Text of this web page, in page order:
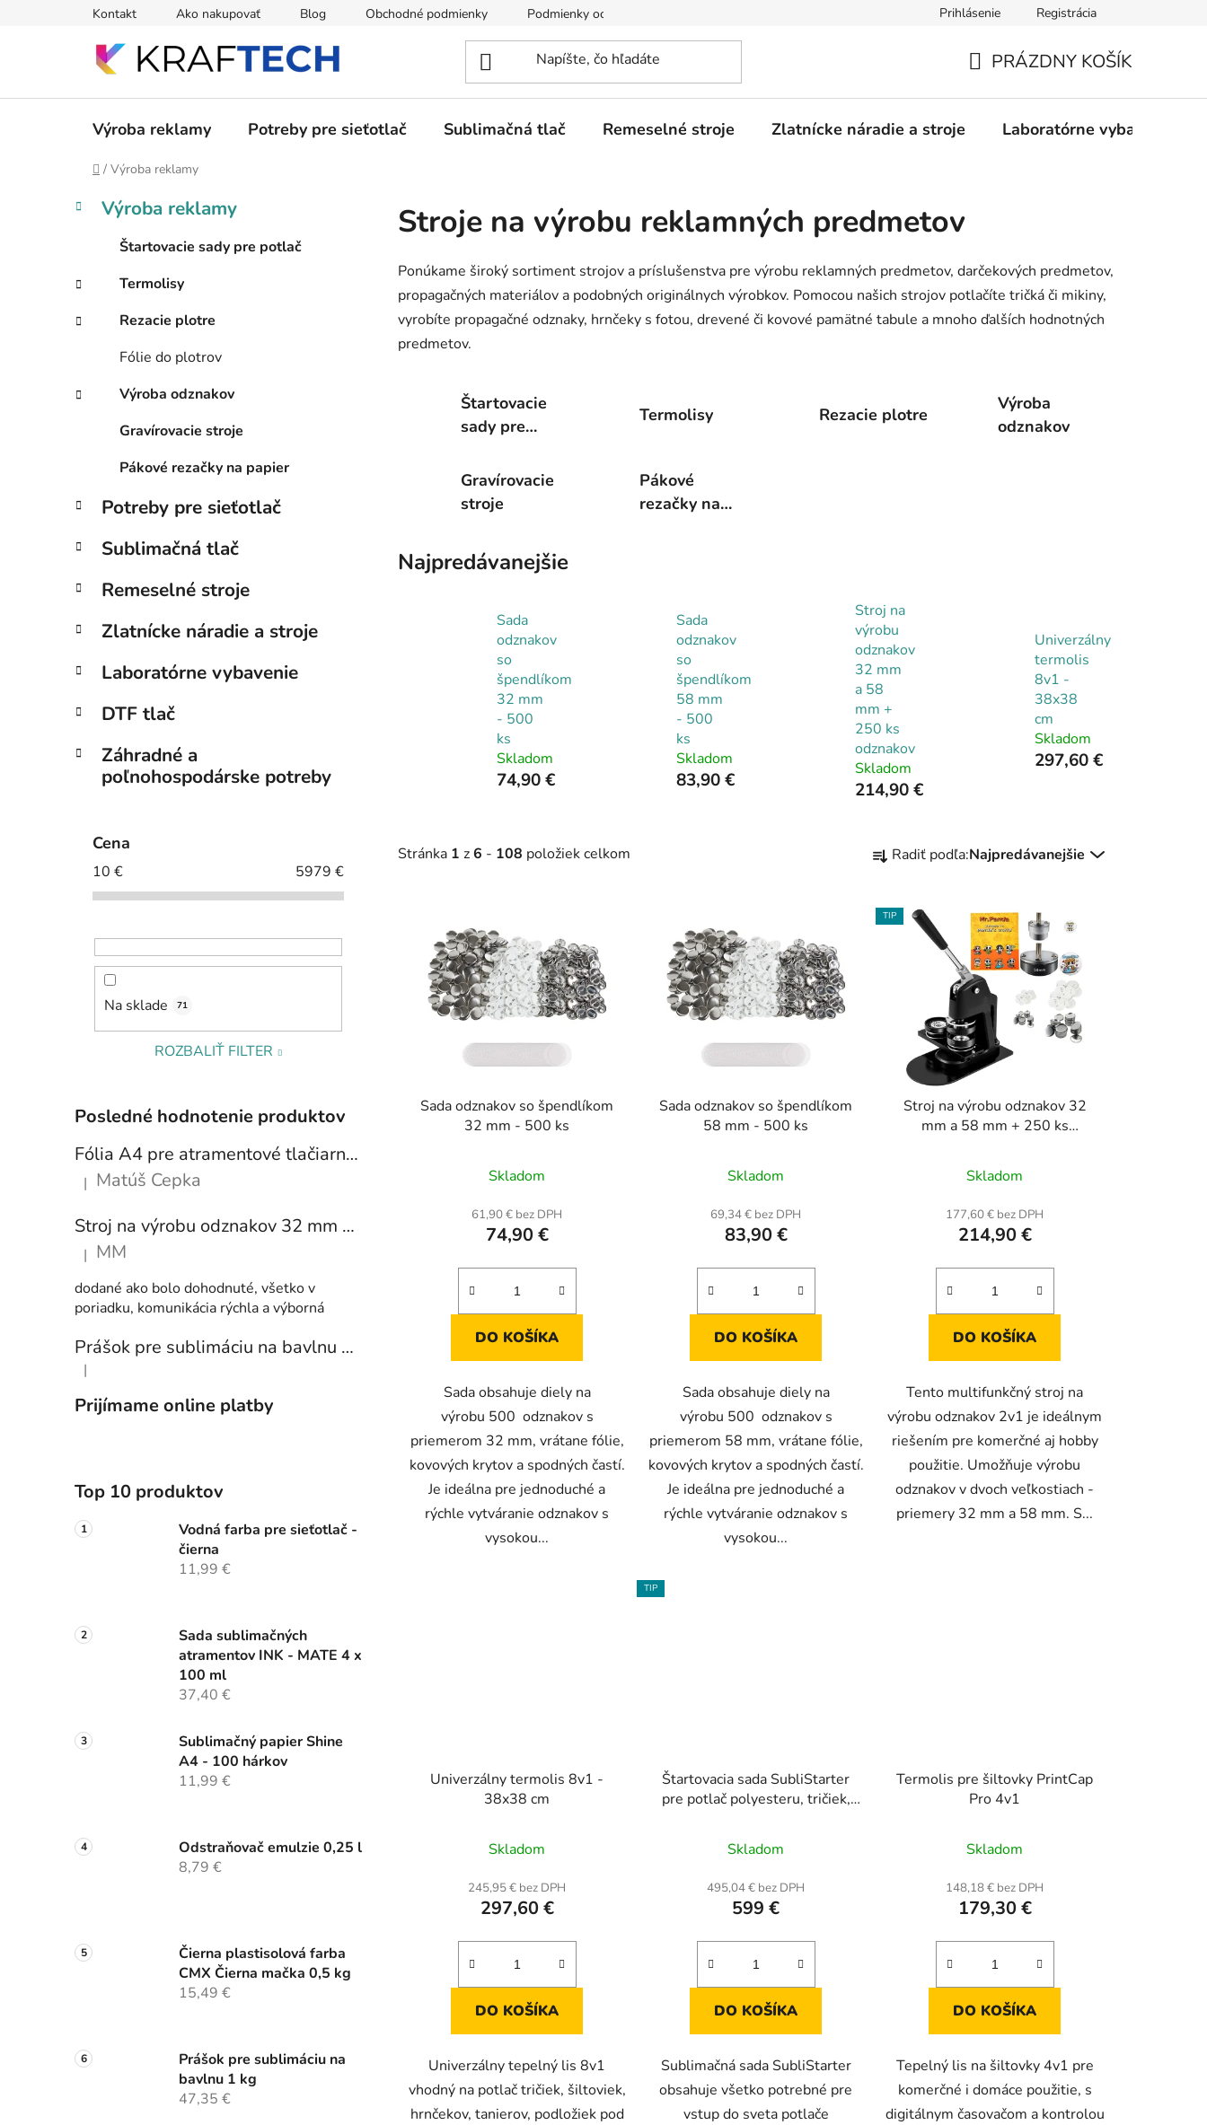
Kontakt Ako nakupovať Blog Obchodné podmienky Podmienky ochrany osobných údajov Prihlásenie Registrácia
KOŠÍK
PRÁZDNY KOŠÍK
Výroba reklamy Potreby pre sieťotlač Sublimačná tlač Remeselné stroje Zlatnícke náradie a stroje Laboratórne vybavenie
Domov
/ Výroba reklamy
B
ý
p
e
l
Preskočiť
kategórie
K
a
g
ó
r
Výroba reklamy
Štartovacie sady pre potlač
Termolisy
Rezacie plotre
Fólie do plotrov
Výroba odznakov
Gravírovacie stroje
Pákové rezačky na papier
Potreby pre sieťotlač
Sublimačná tlač
Remeselné stroje
Zlatnícke náradie a stroje
Laboratórne vybavenie
DTF tlač
Záhradné a
poľnohospodárske potreby
Cena
10 € 5979 €
Na sklade 71
ROZBALIŤ FILTER
Posledné hodnotenie produktov
Fólia A4 pre atramentové tlačiarne - sada 10 ks
Hodnotenie produktu je 5 z 5 hviezdičiek.
| Matúš Cepka
Stroj na výrobu odznakov 32 mm a 58 mm + 250 ks odznakov
Hodnotenie produktu je 5 z 5 hviezdičiek.
| MM
dodané ako bolo dohodnuté, všetko v
poriadku, komunikácia rýchla a výborná
Prášok pre sublimáciu na bavlnu 1 kg
Hodnotenie produktu je 5 z 5 hviezdičiek.
|
Prijímame online platby
Top 10 produktov
Vodná farba pre sieťotlač -
čierna
11,99 €
Sada sublimačných
atramentov INK - MATE 4 x
100 ml
37,40 €
Sublimačný papier Shine
A4 - 100 hárkov
11,99 €
Odstraňovač emulzie 0,25 l
8,79 €
Čierna plastisolová farba
CMX Čierna mačka 0,5 kg
15,49 €
Prášok pre sublimáciu na
bavlnu 1 kg
47,35 €
Stroje na výrobu reklamných predmetov
Ponúkame široký sortiment strojov a príslušenstva pre výrobu reklamných predmetov, darčekových predmetov,
propagačných materiálov a podobných originálnych výrobkov. Pomocou našich strojov potlačíte tričká či mikiny,
vyrobíte propagačné odznaky, hrnčeky s fotou, drevené či kovové pamätné tabule a mnoho ďalších hodnotných
predmetov.
Štartovacie
sady pre
Termolisy Rezacie plotre
Výroba
odznakov
Gravírovacie
stroje
Pákové
rezačky na
Najpredávanejšie
Sada
odznakov
so
špendlíkom
32 mm
- 500
ks
Skladom
74,90 €
Sada
odznakov
so
špendlíkom
58 mm
- 500
ks
Skladom
83,90 €
Stroj na
výrobu
odznakov
32 mm
a 58
mm +
250 ks
odznakov
Skladom
214,90 €
Univerzálny
termolis
8v1 -
38x38
cm
Skladom
297,60 €
Stránka 1 z6 - 108 položiek celkom
a
e
n
Radiť podľa:Najpredávanejšie
Sada odznakov so špendlíkom
32 mm - 500 ks
Skladom
61,90 € bez DPH
74,90 €
DO KOŠÍKA
Sada obsahuje diely na
výrobu 500 odznakov s
priemerom 32 mm, vrátane fólie,
kovových krytov a spodných častí.
Je ideálna pre jednoduché a
rýchle vytváranie odznakov s
vysokou...
Sada odznakov so špendlíkom
58 mm - 500 ks
Skladom
69,34 € bez DPH
83,90 €
DO KOŠÍKA
Sada obsahuje diely na
výrobu 500 odznakov s
priemerom 58 mm, vrátane fólie,
kovových krytov a spodných častí.
Je ideálna pre jednoduché a
rýchle vytváranie odznakov s
vysokou...
TIP
Stroj na výrobu odznakov 32
mm a 58 mm + 250 ks
hodnotenie
produktu
je
z
hviezdičiek.
Skladom
177,60 € bez DPH
214,90 €
DO KOŠÍKA
Tento multifunkčný stroj na
výrobu odznakov 2v1 je ideálnym
riešením pre komerčné aj hobby
použitie. Umožňuje výrobu
odznakov v dvoch veľkostiach -
priemery 32 mm a 58 mm. S...
Univerzálny termolis 8v1 -
38x38 cm
hodnotenie
produktu
je
z
hviezdičiek.
Skladom
245,95 € bez DPH
297,60 €
DO KOŠÍKA
Univerzálny tepelný lis 8v1
vhodný na potlač tričiek, šiltoviek,
hrnčekov, tanierov, podložiek pod
TIP
Štartovacia sada SubliStarter
pre potlač polyesteru, tričiek,
puzzle a ďalších
hodnotenie
produktu
je
z
hviezdičiek.
Skladom
495,04 € bez DPH
599 €
DO KOŠÍKA
Sublimačná sada SubliStarter
obsahuje všetko potrebné pre
vstup do sveta potlače
Termolis pre šiltovky PrintCap
Pro 4v1
hodnotenie
produktu
je
z
hviezdičiek.
Skladom
148,18 € bez DPH
179,30 €
DO KOŠÍKA
Tepelný lis na šiltovky 4v1 pre
komerčné i domáce použitie, s
digitálnym časovačom a kontrolou